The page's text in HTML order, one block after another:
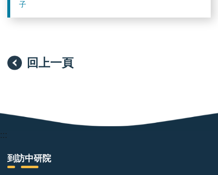
子
回上一頁
:::
到訪中研院